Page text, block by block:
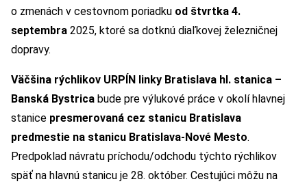
o zmenách v cestovnom poriadku od štvrtka 4.
septembra 2025, ktoré sa dotknú diaľkovej železničnej
dopravy.
Väčšina rýchlikov URPÍN linky Bratislava hl. stanica –
Banská Bystrica bude pre výlukové práce v okolí hlavnej
stanice presmerovaná cez stanicu Bratislava
predmestie na stanicu Bratislava-Nové Mesto.
Predpoklad návratu príchodu/odchodu týchto rýchlikov
späť na hlavnú stanicu je 28. október. Cestujúci môžu na